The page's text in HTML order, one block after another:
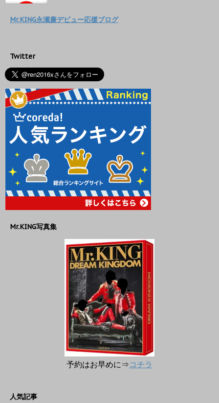
Mr.KING永瀬廉デビュー応援ブログ
Twitter
Mr.KING写真集
予約はお早めに⇒コチラ
人気記事